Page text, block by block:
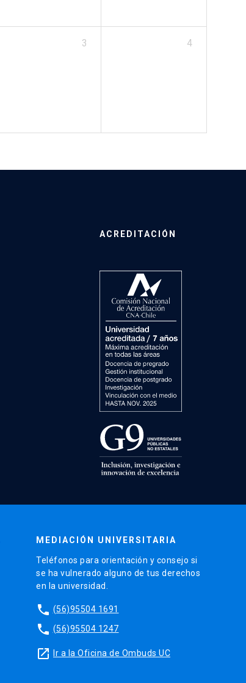
3 4
ACREDITACIÓN
MEDIACIÓN UNIVERSITARIA
Teléfonos para orientación y consejo si
se ha vulnerado alguno de tus derechos
en la universidad.
phone (56)95504 1691
phone (56)95504 1247
launch Ir a la Oficina de Ombuds UC